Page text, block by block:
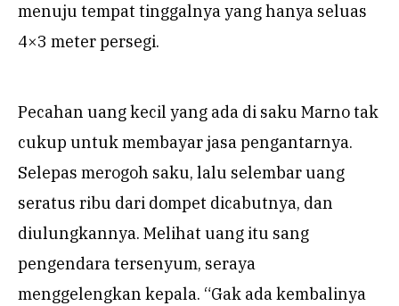
menuju tempat tinggalnya yang hanya seluas
4×3 meter persegi.
Pecahan uang kecil yang ada di saku Marno tak
cukup untuk membayar jasa pengantarnya.
Selepas merogoh saku, lalu selembar uang
seratus ribu dari dompet dicabutnya, dan
diulungkannya. Melihat uang itu sang
pengendara tersenyum, seraya
menggelengkan kepala. “Gak ada kembalinya